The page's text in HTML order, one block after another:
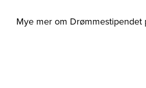
Mye mer om Drømmestipendet